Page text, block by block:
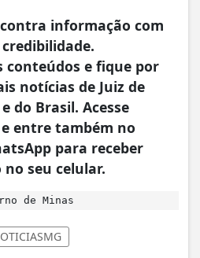
informação com
conteúdos e fique por
notícias de Juiz de
do Brasil. Acesse
e entre também no
para receber
seu celular.
de Minas